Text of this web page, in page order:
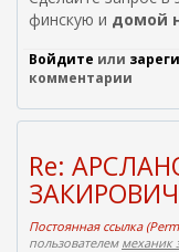
финскую и домой
Войдите или
комментарии
Re:
Постоянная ссылка
пользователем механик